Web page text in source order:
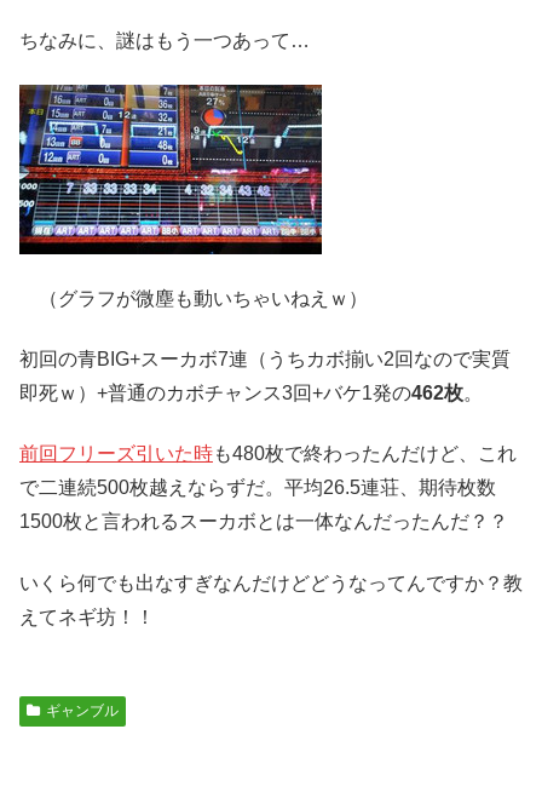
ちなみに、謎はもう一つあって…
（グラフが微塵も動いちゃいねえｗ）
初回の青BIG+スーカボ7連（うちカボ揃い2回なので実質
即死ｗ）+普通のカボチャンス3回+バケ1発の462枚。
前回フリーズ引いた時も480枚で終わったんだけど、これ
で二連続500枚越えならずだ。平均26.5連荘、期待枚数
1500枚と言われるスーカボとは一体なんだったんだ？？
いくら何でも出なすぎなんだけどどうなってんですか？教
えてネギ坊！！
ギャンブル